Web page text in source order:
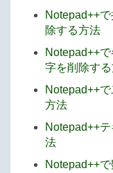
Notepad++
除する方法
Notepad++
字を削除す
Notepad++
方法
Notepad++
法
Notepad++